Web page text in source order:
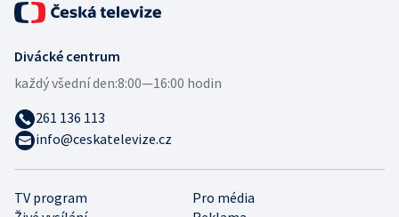
TV program
Pro média
Divácké centrum
každý všední den:8:00—16:00 hodin
261 136 113
info@ceskatelevize.cz